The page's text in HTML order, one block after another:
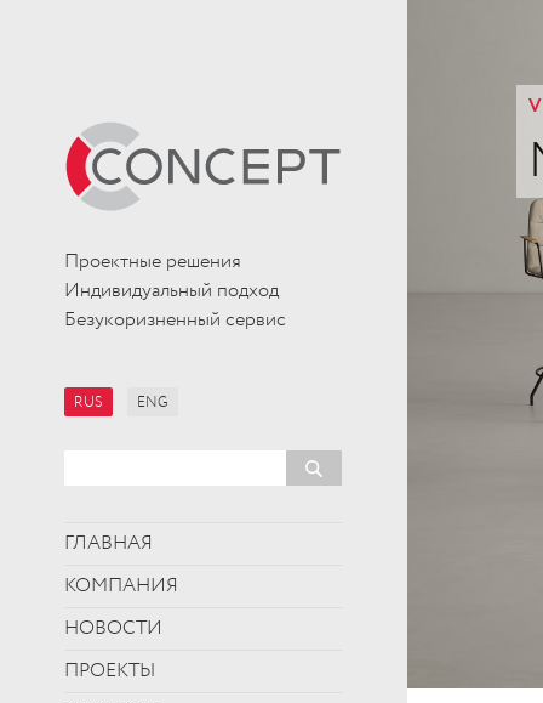
Проектные решения
Индивидуальный подход
Безукоризненный сервис
RUS ENG
ГЛАВНАЯ
КОМПАНИЯ
НОВОСТИ
ПРОЕКТЫ